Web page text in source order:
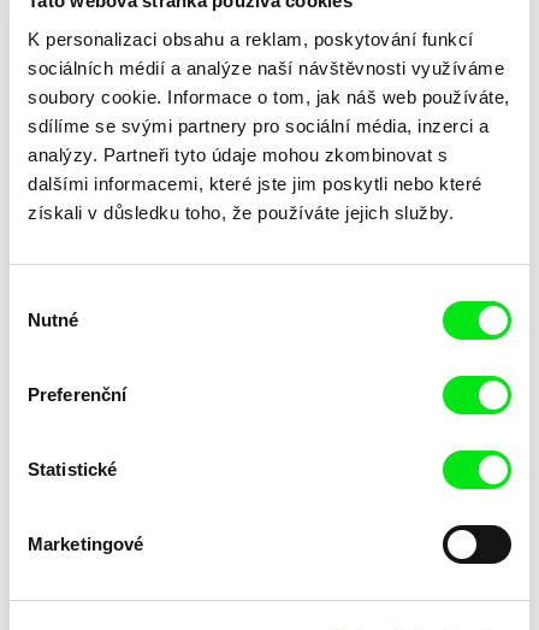
K personalizaci obsahu a reklam, poskytování funkcí
sociálních médií a analýze naší návštěvnosti využíváme
soubory cookie. Informace o tom, jak náš web používáte,
sdílíme se svými partnery pro sociální média, inzerci a
analýzy. Partneři tyto údaje mohou zkombinovat s
dalšími informacemi, které jste jim poskytli nebo které
získali v důsledku toho, že používáte jejich služby.
souhlasu
Nutné
Preferenční
Statistické
Marketingové
Liryc Dela Cruz
Zprávy z neznámých nemocí
Måns Månsson
Ztracen v Kantonu
Zvicra Zvonky štěstí